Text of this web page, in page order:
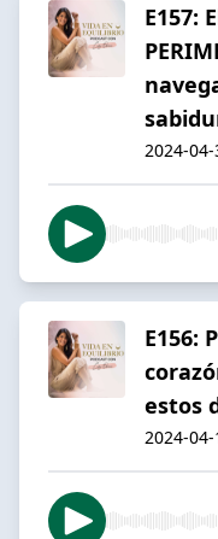
E157:
2024-
E156:
estos
2024-